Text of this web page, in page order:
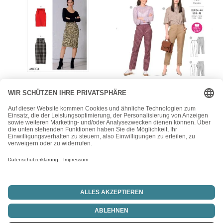
M8004 – Rock – breiter
Bund – figurbetont
15,50€
Schnittmuster Nr. 6101 –
Hose – Stoffhosen mit
Bügelfalte
Vertrag widerrufen